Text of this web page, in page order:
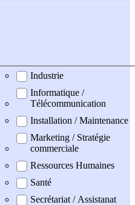
Industrie
Informatique /
Télécommunication
Installation / Maintenance
Marketing / Stratégie
commerciale
Ressources Humaines
Santé
Secrétariat / Assistanat